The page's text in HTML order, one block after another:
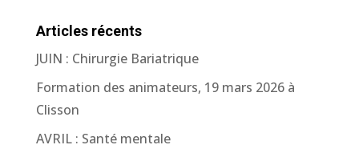
Articles récents
JUIN : Chirurgie Bariatrique
Formation des animateurs, 19 mars 2026 à
Clisson
AVRIL : Santé mentale